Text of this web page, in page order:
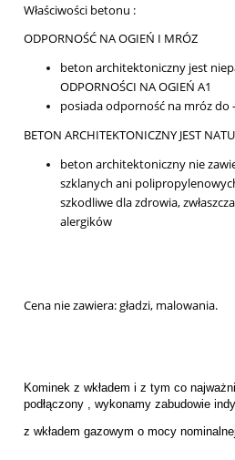
Właściwości betonu :
ODPORNOŚĆ NA OGIEŃ I MRÓZ
beton architektoniczny jest
ODPORNOŚCI NA OGIEŃ A1
posiada odporność na mróz do
BETON ARCHITEKTONICZNY JEST
beton architektoniczny nie
szklanych ani
szkodliwe dla zdrowia,
alergików
Cena nie zawiera: gładzi, malowania.
Kominek z wkładem i z tym co
podłączony , wykonamy zabudowie
z wkładem gazowym o mocy